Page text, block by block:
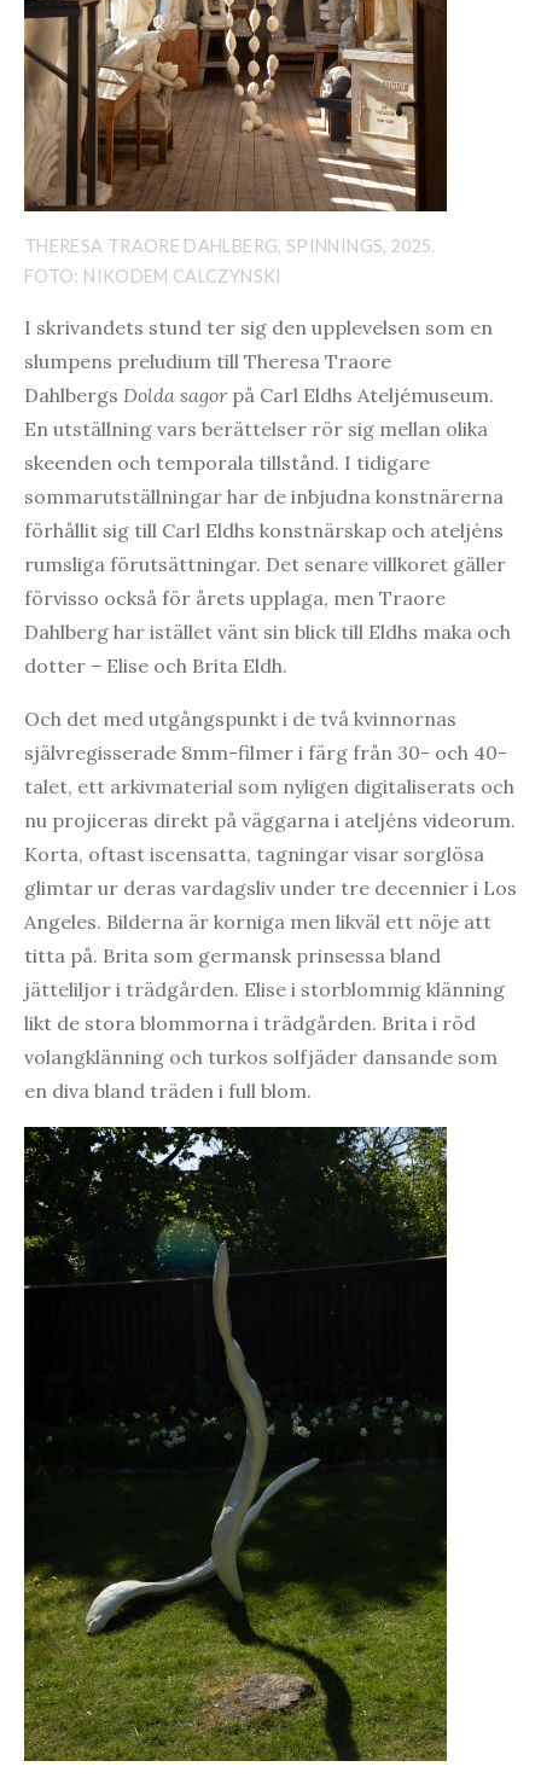
THERESA TRAORE DAHLBERG, SPINNINGS, 2025.
FOTO: NIKODEM CALCZYNSKI
I skrivandets stund ter sig den upplevelsen som en
slumpens preludium till Theresa Traore
Dahlbergs Dolda sagor på Carl Eldhs Ateljémuseum.
En utställning vars berättelser rör sig mellan olika
skeenden och temporala tillstånd. I tidigare
sommarutställningar har de inbjudna konstnärerna
förhållit sig till Carl Eldhs konstnärskap och ateljéns
rumsliga förutsättningar. Det senare villkoret gäller
förvisso också för årets upplaga, men Traore
Dahlberg har istället vänt sin blick till Eldhs maka och
dotter – Elise och Brita Eldh.
Och det med utgångspunkt i de två kvinnornas
självregisserade 8mm-filmer i färg från 30- och 40-
talet, ett arkivmaterial som nyligen digitaliserats och
nu projiceras direkt på väggarna i ateljéns videorum.
Korta, oftast iscensatta, tagningar visar sorglösa
glimtar ur deras vardagsliv under tre decennier i Los
Angeles. Bilderna är korniga men likväl ett nöje att
titta på. Brita som germansk prinsessa bland
jätteliljor i trädgården. Elise i storblommig klänning
likt de stora blommorna i trädgården. Brita i röd
volangklänning och turkos solfjäder dansande som
en diva bland träden i full blom.